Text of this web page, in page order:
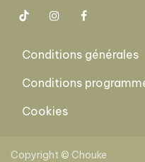
Conditions générales
Conditions
Cookies
Copyright © Chouke